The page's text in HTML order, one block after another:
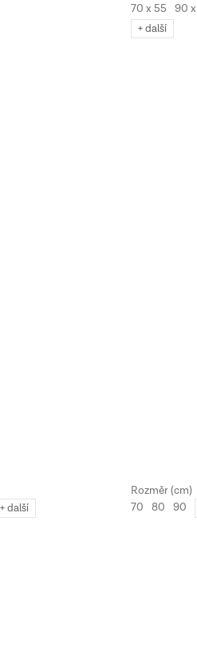
70 x 55 90
+ další
+ další 70 80 90